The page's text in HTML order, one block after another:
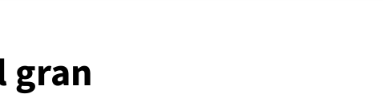
gran